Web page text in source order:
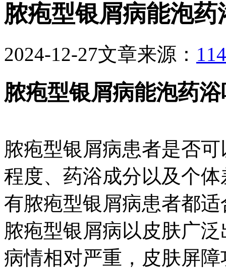
脓疱型银屑病能泡药
2024-12-27文章来源：
脓疱型银屑病能泡药浴
脓疱型银屑病患者是否
程度、药浴成分以及个
有脓疱型银屑病患者都
脓疱型银屑病以皮肤广
病情相对严重，皮肤屏